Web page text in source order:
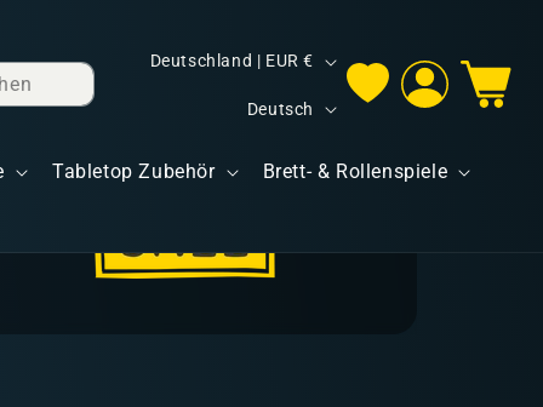
Tabletop Zubehör Brett- & Rollenspiele
L
d
e
Deutschland | EUR €
r
c
Deutsch
EinloggenWarenkorb